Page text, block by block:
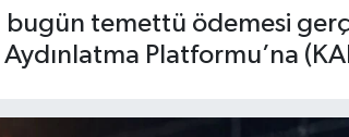
bugün temettü ödemesi
Aydınlatma Platformu’na